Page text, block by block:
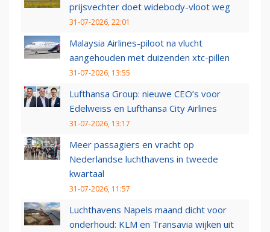
prijsvechter doet widebody-vloot weg
31-07-2026, 22:01
Malaysia Airlines-piloot na vlucht
aangehouden met duizenden xtc-pillen
31-07-2026, 13:55
Lufthansa Group: nieuwe CEO’s voor
Edelweiss en Lufthansa City Airlines
31-07-2026, 13:17
Meer passagiers en vracht op
Nederlandse luchthavens in tweede
kwartaal
31-07-2026, 11:57
Luchthavens Napels maand dicht voor
onderhoud: KLM en Transavia wijken uit